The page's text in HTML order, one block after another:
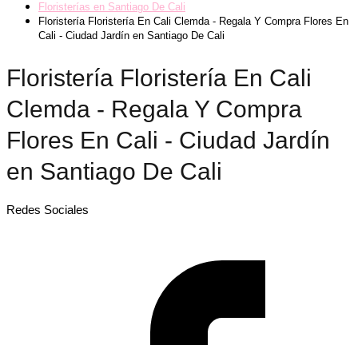
Floristerías en Santiago De Cali
Floristería Floristería En Cali Clemda - Regala Y Compra Flores En
Cali - Ciudad Jardín en Santiago De Cali
Floristería Floristería En Cali
Clemda - Regala Y Compra
Flores En Cali - Ciudad Jardín
en Santiago De Cali
Redes Sociales